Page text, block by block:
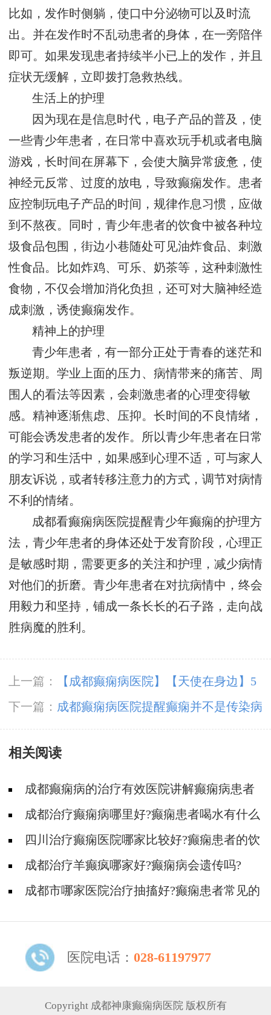
比如，发作时侧躺，使口中分泌物可以及时流
出。并在发作时不乱动患者的身体，在一旁陪伴
即可。如果发现患者持续半小已上的发作，并且
症状无缓解，立即拨打急救热线。
生活上的护理
因为现在是信息时代，电子产品的普及，使
一些青少年患者，在日常中喜欢玩手机或者电脑
游戏，长时间在屏幕下，会使大脑异常疲惫，使
神经元反常、过度的放电，导致癫痫发作。患者
应控制玩电子产品的时间，规律作息习惯，应做
到不熬夜。同时，青少年患者的饮食中被各种垃
圾食品包围，街边小巷随处可见油炸食品、刺激
性食品。比如炸鸡、可乐、奶茶等，这种刺激性
食物，不仅会增加消化负担，还可对大脑神经造
成刺激，诱使癫痫发作。
精神上的护理
青少年患者，有一部分正处于青春的迷茫和
叛逆期。学业上面的压力、病情带来的痛苦、周
围人的看法等因素，会刺激患者的心理变得敏
感。精神逐渐焦虑、压抑。长时间的不良情绪，
可能会诱发患者的发作。所以青少年患者在日常
的学习和生活中，如果感到心理不适，可与家人
朋友诉说，或者转移注意力的方式，调节对病情
不利的情绪。
成都看癫痫病医院提醒青少年癫痫的护理方
法，青少年患者的身体还处于发育阶段，心理正
是敏感时期，需要更多的关注和护理，减少病情
对他们的折磨。青少年患者在对抗病情中，终会
用毅力和坚持，铺成一条长长的石子路，走向战
胜病魔的胜利。
上一篇：
【成都癫痫病医院】【天使在身边】5
月12日，成都神康癫痫医院国际护士节户外团建
纪实
下一篇： 成都癫痫病医院提醒癫痫并不是传染病
相关阅读
成都癫痫病的治疗有效医院讲解癫痫病患者
的护理!
成都治疗癫痫病哪里好?癫痫患者喝水有什么
讲究?四川治疗癫痫医院哪家比较好?癫痫患者的饮
食要注意哪些方面?
成都治疗羊癫疯哪家好?癫痫病会遗传吗?
成都市哪家医院治疗抽搐好?癫痫患者常见的
医院电话： 028-61197977
Copyright 成都神康癫痫病医院 版权所有